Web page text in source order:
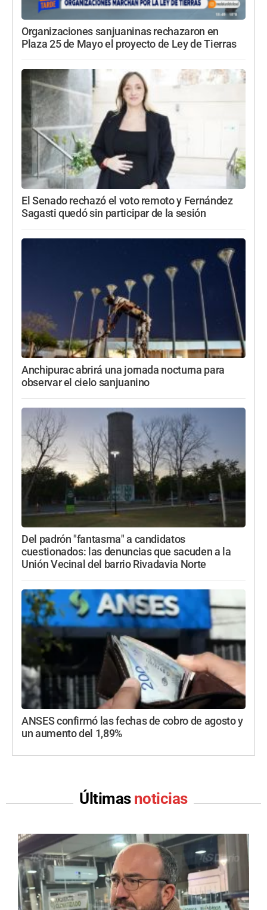
Organizaciones sanjuaninas rechazaron en
Plaza 25 de Mayo el proyecto de Ley de Tierras
El Senado rechazó el voto remoto y Fernández
Sagasti quedó sin participar de la sesión
Anchipurac abrirá una jornada nocturna para
observar el cielo sanjuanino
Del padrón "fantasma" a candidatos
cuestionados: las denuncias que sacuden a la
Unión Vecinal del barrio Rivadavia Norte
ANSES confirmó las fechas de cobro de agosto y
un aumento del 1,89%
Últimas noticias